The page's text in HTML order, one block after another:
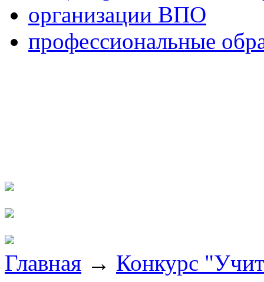
организации ВПО
профессиональные
Главная → Конкурс